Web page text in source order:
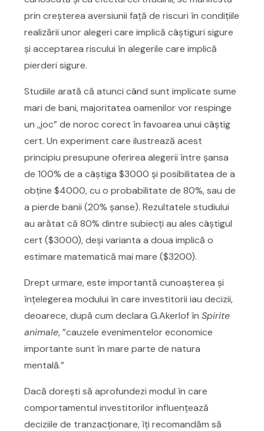
prin creșterea aversiunii față de riscuri în condițiile
realizării unor alegeri care implică câștiguri sigure
și acceptarea riscului în alegerile care implică
pierderi sigure.
Studiile arată că atunci când sunt implicate sume
mari de bani, majoritatea oamenilor vor respinge
un ,,joc” de noroc corect în favoarea unui câștig
cert. Un experiment care ilustrează acest
principiu presupune oferirea alegerii între șansa
de 100% de a câștiga $3000 și posibilitatea de a
obține $4000, cu o probabilitate de 80%, sau de
a pierde banii (20% șanse). Rezultatele studiului
au arătat că 80% dintre subiecți au ales câștigul
cert ($3000), deși varianta a doua implică o
estimare matematică mai mare ($3200).
Drept urmare, este importantă cunoașterea și
înțelegerea modului în care investitorii iau decizii,
deoarece, după cum declara G.Akerlof în Spirite
animale, ”cauzele evenimentelor economice
importante sunt în mare parte de natura
mentală.”
Dacă dorești să aprofundezi modul în care
comportamentul investitorilor influențează
deciziile de tranzacționare, îți recomandăm să